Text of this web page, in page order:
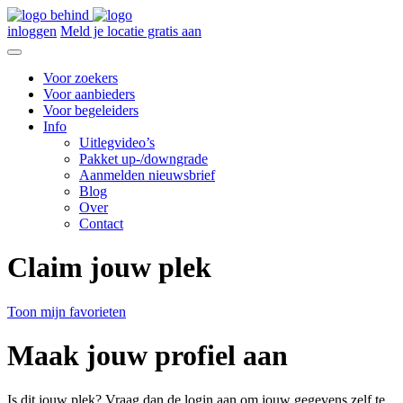
inloggen Meld je locatie gratis aan
Voor zoekers
Voor aanbieders
Voor begeleiders
Info
Uitlegvideo’s
Pakket up-/downgrade
Aanmelden nieuwsbrief
Blog
Over
Contact
Claim jouw plek
Toon mijn favorieten
Maak jouw profiel aan
Is dit jouw plek? Vraag dan de login aan om jouw gegevens zelf te